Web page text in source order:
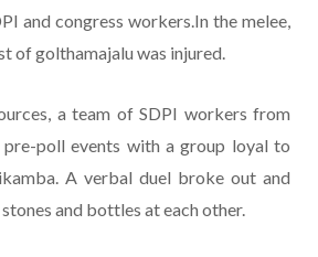
and congress workers.In the melee,
of golthamajalu was injured.
a team of SDPI workers from
pre-poll events with a group loyal to
A verbal duel broke out and
and bottles at each other.